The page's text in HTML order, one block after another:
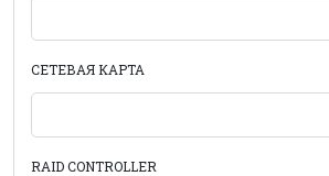
СЕТЕВАЯ КАРТА
RAID CONTROLLER